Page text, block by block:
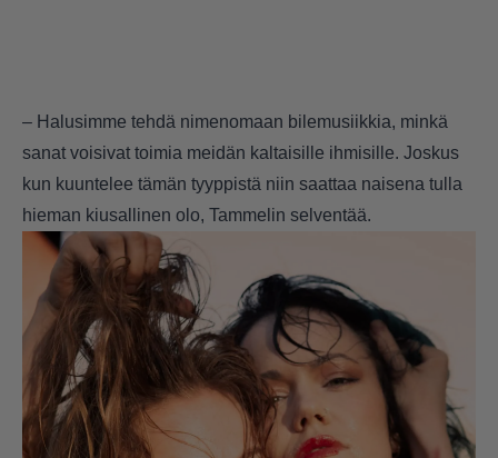
– Halusimme tehdä nimenomaan bilemusiikkia, minkä
sanat voisivat toimia meidän kaltaisille ihmisille. Joskus
kun kuuntelee tämän tyyppistä niin saattaa naisena tulla
hieman kiusallinen olo, Tammelin selventää.